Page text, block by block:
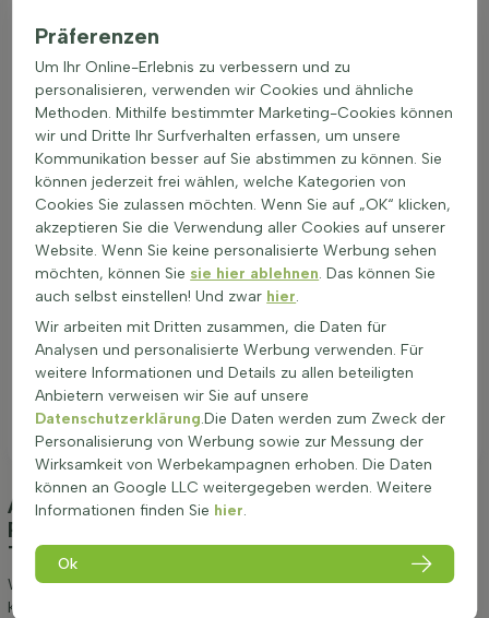
Anpflanzung und Pflege Kirschlorbeer /
Prunus Laurocerasus Genolia 80-100 cm -
Topf(Kirschlorbeer 'Genolia')
Wir möchten Ihnen einige Tipps zur Anpflanzung und Pflege von
Kirschlorbeer / Prunus Laurocerasus Genolia 80-100 cm - Topf
Präferenzen
Um Ihr Online-Erlebnis zu verbessern und zu
personalisieren, verwenden wir Cookies und ähnliche
Methoden. Mithilfe bestimmter Marketing-Cookies können
wir und Dritte Ihr Surfverhalten erfassen, um unsere
Kommunikation besser auf Sie abstimmen zu können. Sie
können jederzeit frei wählen, welche Kategorien von
Cookies Sie zulassen möchten. Wenn Sie auf „OK“ klicken,
akzeptieren Sie die Verwendung aller Cookies auf unserer
Website. Wenn Sie keine personalisierte Werbung sehen
möchten, können Sie sie hier ablehnen. Das können Sie
auch selbst einstellen! Und zwar hier.
Wir arbeiten mit Dritten zusammen, die Daten für
Analysen und personalisierte Werbung verwenden. Für
weitere Informationen und Details zu allen beteiligten
Anbietern verweisen wir Sie auf unsere
Datenschutzerklärung.Die Daten werden zum Zweck der
Personalisierung von Werbung sowie zur Messung der
Wirksamkeit von Werbekampagnen erhoben. Die Daten
können an Google LLC weitergegeben werden. Weitere
Informationen finden Sie hier.
Ok